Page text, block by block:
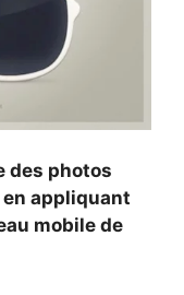
des photos
appliquant
mobile de